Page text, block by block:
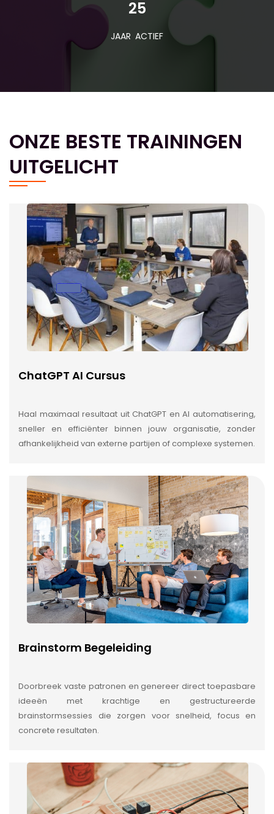
25
JAAR ACTIEF
ONZE BESTE TRAININGEN
UITGELICHT
ChatGPT AI Cursus
Haal maximaal resultaat uit ChatGPT en AI automatisering,
sneller en efficiënter binnen jouw organisatie, zonder
afhankelijkheid van externe partijen of complexe systemen.
Brainstorm Begeleiding
Doorbreek vaste patronen en genereer direct toepasbare
ideeën met krachtige en gestructureerde
brainstormsessies die zorgen voor snelheid, focus en
concrete resultaten.